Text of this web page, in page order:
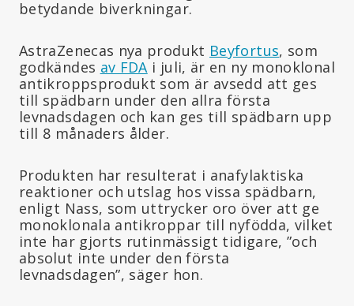
betydande biverkningar.
AstraZenecas nya produkt Beyfortus, som
godkändes av FDAi juli, är en ny monoklonal
antikroppsprodukt som är avsedd att ges
till spädbarn under den allra första
levnadsdagen och kan ges till spädbarn upp
till 8 månaders ålder.
Produkten har resulterat i anafylaktiska
reaktioner och utslag hos vissa spädbarn,
enligt Nass, som uttrycker oro över att ge
monoklonala antikroppar till nyfödda, vilket
inte har gjorts rutinmässigt tidigare, ”och
absolut inte under den första
levnadsdagen”, säger hon.